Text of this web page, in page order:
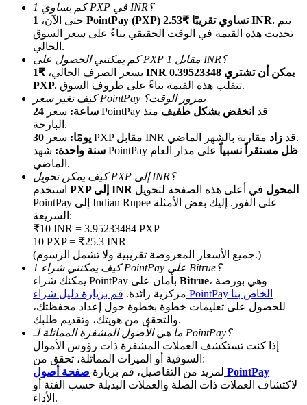
الإحالة
قم بدعوة صديق لتحصل على مكافآت نقدية
BTC Welcome Rewards
BTC Welcome Rewards
Deposit & Trade BTC to Share 25000 USDT prize pool!
كم يساوي 1 PXP في INR؟
حتى الآن،
1 PointPay (PXP) تساوي تقريبًا ₹2.53 INR.
تحديث هذه القيمة في الوقت الحقيقي بناءً على سعر السوق
الحالي.
كم يمكنني الحصول على PXP مقابل 1 INR؟
بسعر الصرف الحالي،
₹1 INR يمكن أن تشتري 0.39523348
PXP.
تتقلب هذه القيمة بناءً على ظروف السوق.
كيف تغير سعر PointPay بمرور الوقت؟
24 ساعة:
سعر PointPay قد انخفض بشكل طفيف منذ
البارحة.
30 يومًا:
سعر PXP مقابل INR قد زاد
مقارنة بالشهر الماضي.
سنة واحدة: شهد PointPay ظل مستقراً نسبياً على مدار العام
الماضي.
كيف يمكن تحويل PXP إلى INR؟
PXP إلى INR المحول في أعلى هذه الصفحة لتحويل
PointPay إلى Indian Rupee على الفور. إليك بعض الأمثلة
السريعة:
₹10 INR = 3.95233484 PXP
10 PXP = ₹25.3 INR
(جميع الأسعار المعروضة تقريبية ولا تشمل الرسوم.)
كيف يمكنني شراء 1 PointPay على Bitrue؟
Bitrue، وهي بورصة
مركزية رائدة.
قم بزيارة دليل شراء PointPay الخاص بنا
للحصول على تعليمات خطوة بخطوة حول إعداد محفظتك،
والتحقق من هويتك، وتقديم طلبك.
ما هي الأصول المشفرة المماثلة لـ PointPay؟
إذا كنت تستكشف العملات المشفرة ذات رؤوس الأموال
السوقية أو الميزات المماثلة، تحقق من:
لمزيد من التفاصيل، قم بزيارة صفحة أصول PointPay
لاكتشاف العملات ذات الصلة والعملات البديلة حسب الفئة أو
الأداء.